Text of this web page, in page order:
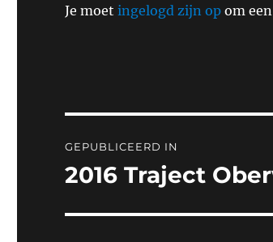
Je moetingelogd zijn op om
navigatie
GEPUBLICEERD IN
2016 Traject